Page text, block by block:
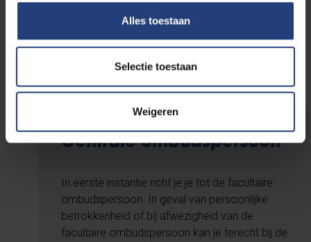
Alles toestaan
Selectie toestaan
Weigeren
Doctoral School of Life Sciences and
Medicine (LSM)
Prof. Elke De Bruyne
ombudsphd.jette@vub.be
Centrale ombudspersoon
In eerste instantie richt je je tot de facultaire
ombudspersoon. In geval van persoonlijke
betrokkenheid of bij afwezigheid van de
facultaire ombudspersoon kan je terecht bij de